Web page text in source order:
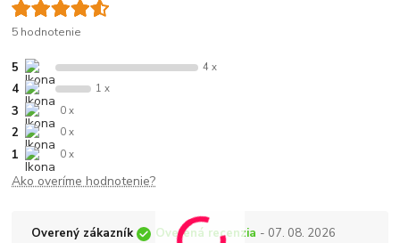
5 hodnotenie
5 4 x
4 1 x
3 0 x
2 0 x
1 0 x
Ako overíme hodnotenie?
Overený zákazník Overená recenzia - 07. 08. 2026